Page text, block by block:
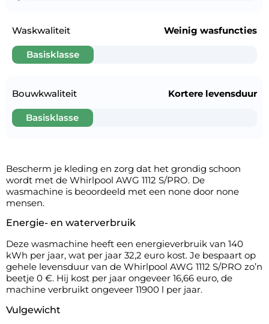
Waskwaliteit
Basisklasse
Weinig wasfuncties
Bouwkwaliteit
Basisklasse
Kortere levensduur
Bescherm je kleding en zorg dat het grondig schoon
wordt met de Whirlpool AWG 1112 S/PRO. De
wasmachine is beoordeeld met een none door none
mensen.
Energie- en waterverbruik
Deze wasmachine heeft een energieverbruik van 140
kWh per jaar, wat per jaar 32,2 euro kost. Je bespaart op
gehele levensduur van de Whirlpool AWG 1112 S/PRO zo’n
beetje 0 €. Hij kost per jaar ongeveer 16,66 euro, de
machine verbruikt ongeveer 11900 l per jaar.
Vulgewicht